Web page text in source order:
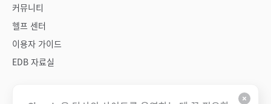
커뮤니티
헬프 센터
이용자 가이드
EDB 자료실